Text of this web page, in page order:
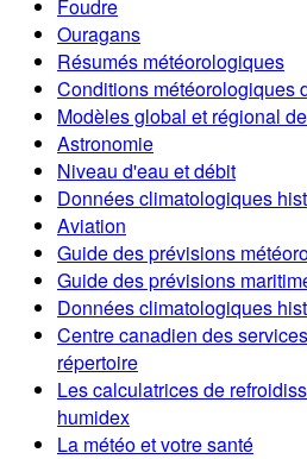
Foudre
Ouragans
Résumés météorologiques
Conditions météorologiques
Modèles global et régional
Astronomie
Niveau d'eau et débit
Données climatologiques
Aviation
Guide des prévisions
Guide des prévisions
Données climatologiques
Centre canadien des
répertoire
Les calculatrices de
humidex
La météo et votre santé